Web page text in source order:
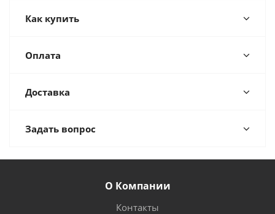
Как купить
Оплата
Доставка
Задать вопрос
О Компании
Контакты